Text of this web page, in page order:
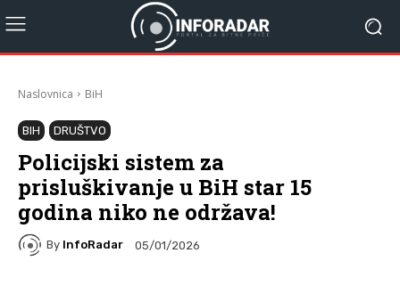
Naslovnica BiH
BIH DRUŠTVO
Policijski sistem za
prisluškivanje u BiH star 15
godina niko ne održava!
By InfoRadar 05/01/2026